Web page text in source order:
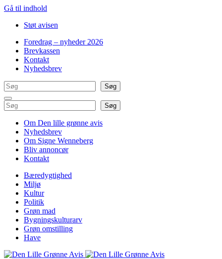
Gå til indhold
Støt avisen
Foredrag – nyheder 2026
Brevkassen
Kontakt
Nyhedsbrev
Søg
Søg
Søg Søg
Om Den lille grønne avis
Nyhedsbrev
Om Signe Wenneberg
Bliv annoncør
Kontakt
Bæredygtighed
Miljø
Kultur
Politik
Grøn mad
Bygningskulturarv
Grøn omstilling
Have